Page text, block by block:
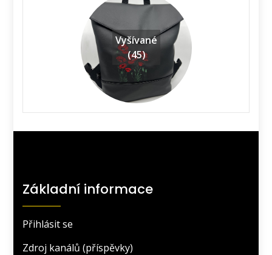
Vyšívané
(45)
Základní informace
Přihlásit se
Zdroj kanálů (příspěvky)